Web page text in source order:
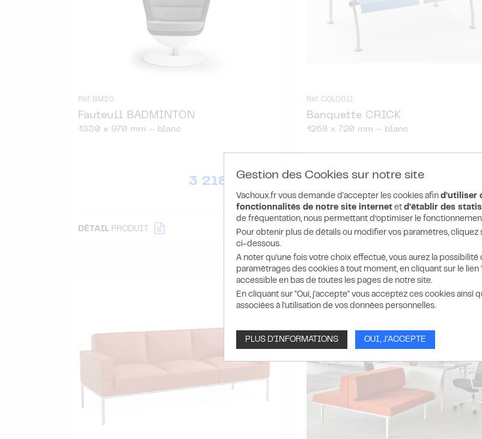
Réf. BM20
Fauteuil BADMINTON
1330 x 970 mm - blanc
3 218.82
l'unité
DÉTAIL PRODUIT
Réf. COL0011
Banquette CRICK
1268 x 720 mm - blanc
DÉTAILPRODUIT
Gestion des Cookies sur notre site
Vachoux.fr vous demande d'accepter les cookies afin d'utiliser
fonctionnalités de notre site internet et d'établir des
de fréquentation, nous permettant d’optimiser le
Pour obtenir plus de détails ou modifier vos paramètres, cliquez
ci-dessous.
A noter qu'une fois votre choix effectué, vous aurez la possibilité
paramétrages des cookies à tout moment, en cliquant sur le lien
accessible en bas de toutes les pages de notre site.
En cliquant sur "Oui, j'accepte" vous acceptez ces cookies ainsi
associées à l'utilisation de vos données personnelles.
PLUS D'INFORMATIONS OUI, J'ACCEPTE